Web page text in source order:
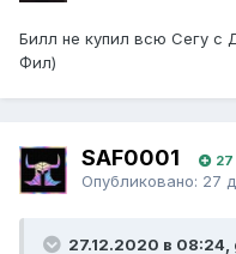
Билл не купил всю Сегу с
Фил)
SAF0001 27
Опубликовано: 27
27.12.2020 в 08:24,